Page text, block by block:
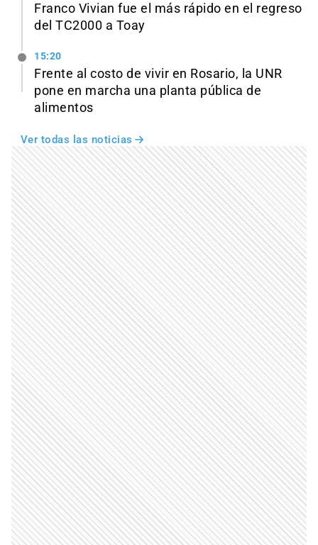
Franco Vivian fue el más rápido en el regreso
del TC2000 a Toay
15:20
Frente al costo de vivir en Rosario, la UNR
pone en marcha una planta pública de
alimentos
Ver todas las noticias